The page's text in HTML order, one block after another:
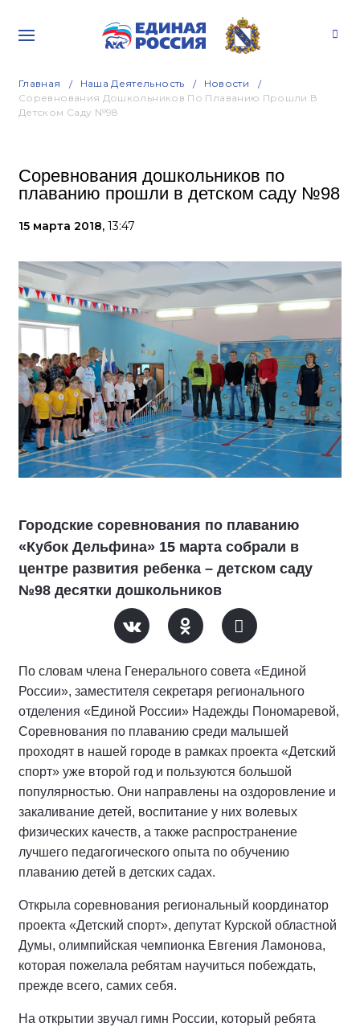
Главная Наша Деятельность
Новости
Соревнования Дошкольников По Плаванию Прошли В
Детском Саду №98
Соревнования дошкольников по
плаванию прошли в детском саду №98
15 марта 2018, 13:47
Городские соревнования по плаванию
«Кубок Дельфина» 15 марта собрали в
центре развития ребенка – детском саду
№98 десятки дошкольников
По словам члена Генерального совета «Единой
России», заместителя секретаря регионального
отделения «Единой России» Надежды Пономаревой,
Соревнования по плаванию среди малышей
проходят в нашей городе в рамках проекта «Детский
спорт» уже второй год и пользуются большой
популярностью. Они направлены на оздоровление и
закаливание детей, воспитание у них волевых
физических качеств, а также распространение
лучшего педагогического опыта по обучению
плаванию детей в детских садах.
Открыла соревнования региональный координатор
проекта «Детский спорт», депутат Курской областной
Думы, олимпийская чемпионка Евгения Ламонова,
которая пожелала ребятам научиться побеждать,
прежде всего, самих себя.
На открытии звучал гимн России, который ребята